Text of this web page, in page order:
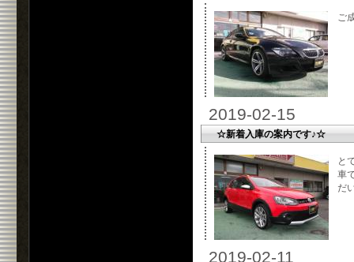
ご
2019-02-15
☆新着入庫の案内です♪☆
と
車
だ
2019-02-11